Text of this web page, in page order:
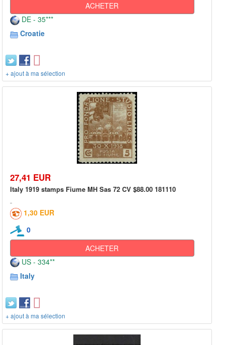
ACHETER
DE - 35***
Croatie
+ ajout à ma sélection
27,41 EUR
Italy 1919 stamps Fiume MH Sas 72 CV $88.00 181110
1,30 EUR
0
ACHETER
US - 334**
Italy
+ ajout à ma sélection